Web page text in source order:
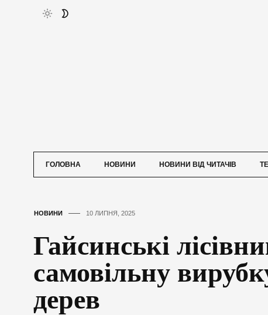
ГОЛОВНА НОВИНИ НОВИНИ ВІД ЧИТАЧІВ
НОВИНИ 10 ЛИПНЯ, 2025
Гайсинські
самовільну
дерев